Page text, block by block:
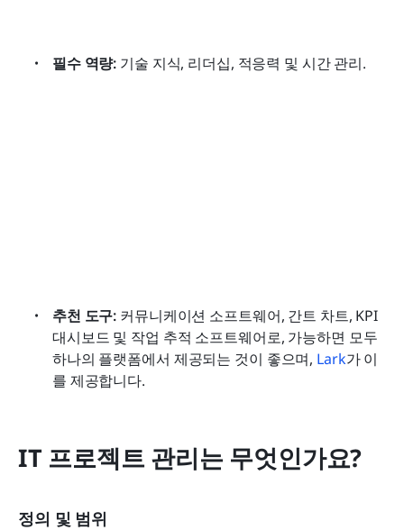
필수 역량: 기술 지식, 리더십, 적응력 및 시간 관리.
추천 도구: 커뮤니케이션 소프트웨어, 간트 차트, KPI
대시보드 및 작업 추적 소프트웨어로, 가능하면 모두
하나의 플랫폼에서 제공되는 것이 좋으며, Lark가 이
를 제공합니다.
IT 프로젝트 관리는 무엇인가요?
정의 및 범위